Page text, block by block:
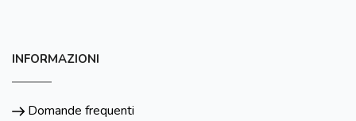
INFORMAZIONI
Domande frequenti